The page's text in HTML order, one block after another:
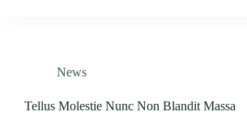
News
Tellus Molestie Nunc Non Blandit Massa